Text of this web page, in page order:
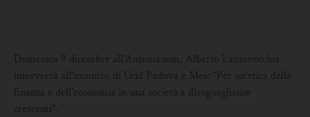
Domenica 9 dicembre all'Antonianum, Alberto Lanzavecchia
interverrà all'incontro di Ucid Padova e Meic "Per un'etica della
finanza e dell'economia in una società a disuguaglianze
crescenti".